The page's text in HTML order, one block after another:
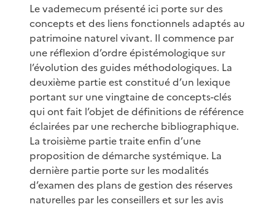
Le vademecum présenté ici porte sur des
concepts et des liens fonctionnels adaptés au
patrimoine naturel vivant. Il commence par
une réflexion d’ordre épistémologique sur
l’évolution des guides méthodologiques. La
deuxième partie est constitué d’un lexique
portant sur une vingtaine de concepts-clés
qui ont fait l’objet de définitions de référence
éclairées par une recherche bibliographique.
La troisième partie traite enfin d’une
proposition de démarche systémique. La
dernière partie porte sur les modalités
d’examen des plans de gestion des réserves
naturelles par les conseillers et sur les avis